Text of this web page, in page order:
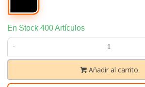
En Stock 400 Artículos
-
Añadir al carrito